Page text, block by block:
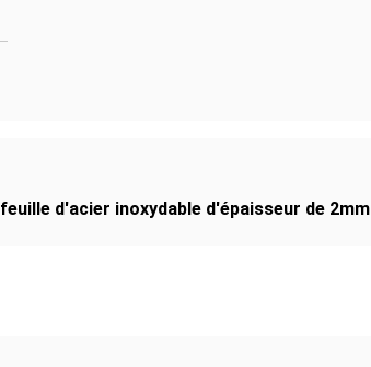
feuille d'acier inoxydable d'épaisseur de 2mm